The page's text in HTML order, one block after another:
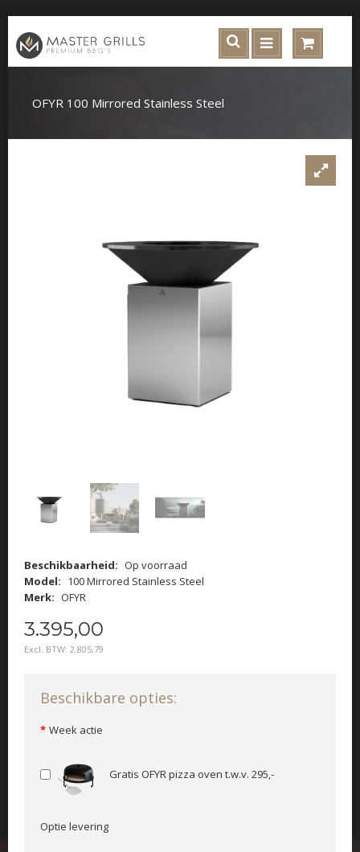
OFYR 100 Mirrored Stainless Steel
Beschikbaarheid: Op voorraad
Model: 100 Mirrored Stainless Steel
Merk: OFYR
3.395,00
Excl. BTW: 2.805,79
Beschikbare opties:
Week actie
Gratis OFYR pizza oven t.w.v. 295,-
Optie levering